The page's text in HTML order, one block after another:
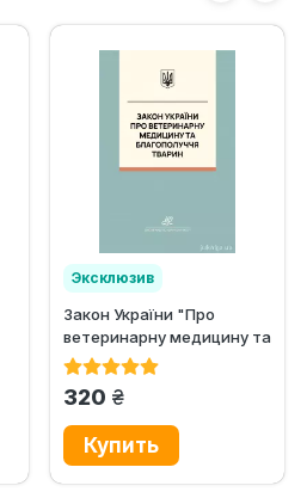
Эксклюзив
Закон України "Про
ветеринарну медицину та
благополуччя...
320 грн.